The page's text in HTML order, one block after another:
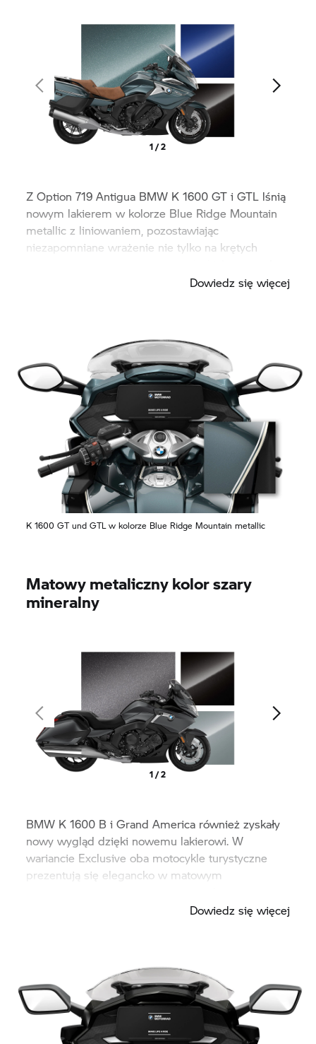
1 / 2
Z Option 719 Antigua BMW K 1600 GT i GTL lśnią
nowym lakierem w kolorze Blue Ridge Mountain
metallic z liniowaniem, pozostawiając
niezapomniane wrażenie nie tylko na krętych
Dowiedz się więcej
K 1600 GTund GTL w kolorze Blue Ridge Mountain metallic
Matowy metaliczny kolor szary
mineralny
1 / 2
BMW K 1600 B iGrand America również zyskały
nowy wygląd dzięki nowemu lakierowi. W
wariancie Exclusive oba motocykle turystyczne
prezentują się elegancko w matowym
Dowiedz się więcej